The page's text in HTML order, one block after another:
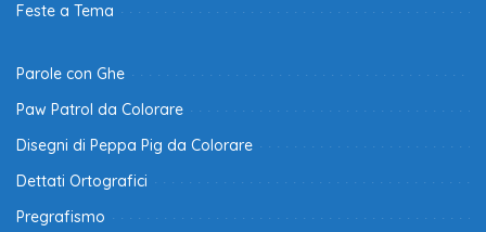
Feste a Tema
Parole con Ghe
Paw Patrol da Colorare
Disegni di Peppa Pig da Colorare
Dettati Ortografici
Pregrafismo